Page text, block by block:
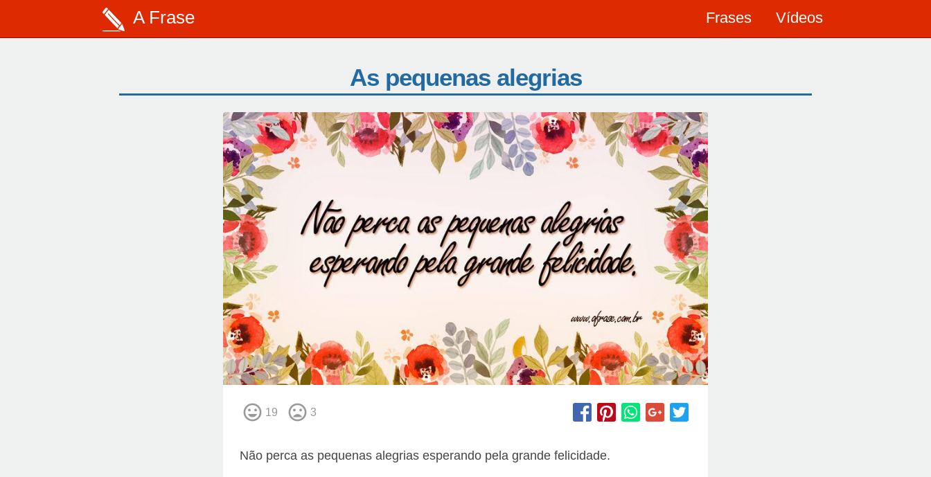
A Frase Frases Vídeos
As pequenas alegrias
19 3
Não perca as pequenas alegrias esperando pela grande felicidade.